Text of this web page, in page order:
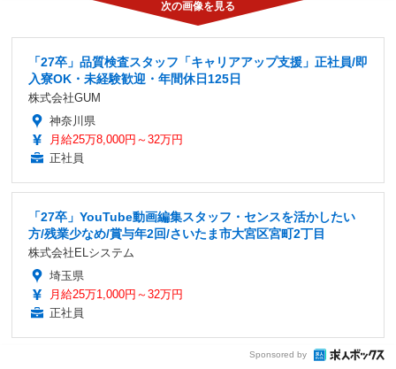
「27卒」品質検査スタッフ「キャリアアップ支援」正社員/即
入寮OK・未経験歓迎・年間休日125日
株式会社GUM
神奈川県
月給25万8,000円～32万円
正社員
「27卒」YouTube動画編集スタッフ・センスを活かしたい
方/残業少なめ/賞与年2回/さいたま市大宮区宮町2丁目
株式会社ELシステム
埼玉県
月給25万1,000円～32万円
正社員
Sponsored by